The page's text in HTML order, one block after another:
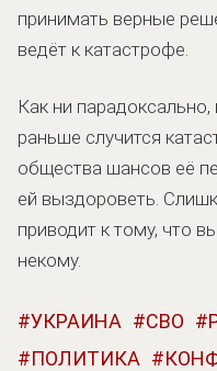
принимать верные
ведёт к катастрофе.
Как ни
раньше случится
общества шансов её
ей выздороветь.
приводит к тому, что
некому.
УКРАИНА СВО
ПОЛИТИКА